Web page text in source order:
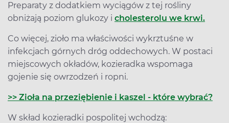
Preparaty z dodatkiem wyciągów z tej rośliny
obniżają poziom glukozy i cholesterolu we krwi.
Co więcej, zioło ma właściwości wykrztuśne w
infekcjach górnych dróg oddechowych. W postaci
miejscowych okładów, kozieradka wspomaga
gojenie się owrzodzeń i ropni.
>> Zioła na przeziębienie i kaszel - które wybrać?
W skład kozieradki pospolitej wchodzą: